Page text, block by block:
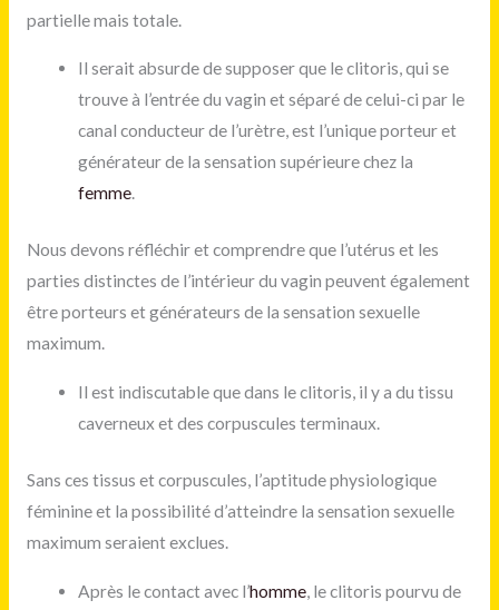
partielle mais totale.
Il serait absurde de supposer que le clitoris, qui se
trouve à l’entrée du vagin et séparé de celui-ci par le
canal conducteur de l’urètre, est l’unique porteur et
générateur de la sensation supérieure chez la
femme.
Nous devons réfléchir et comprendre que l’utérus et les
parties distinctes de l’intérieur du vagin peuvent également
être porteurs et générateurs de la sensation sexuelle
maximum.
Il est indiscutable que dans le clitoris, il y a du tissu
caverneux et des corpuscules terminaux.
Sans ces tissus et corpuscules, l’aptitude physiologique
féminine et la possibilité d’atteindre la sensation sexuelle
maximum seraient exclues.
Après le contact avec l’homme, le clitoris pourvu de